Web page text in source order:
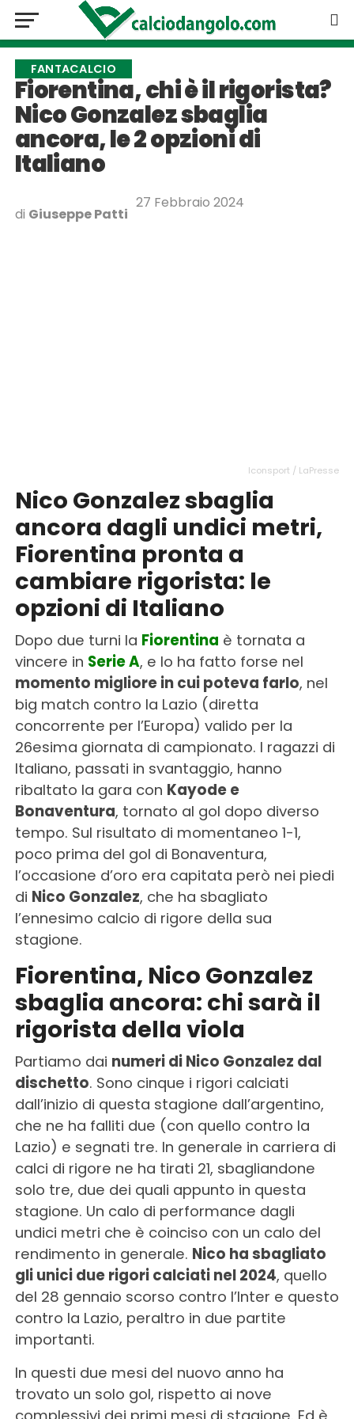
FANTACALCIO
Fiorentina, chi è il rigorista?
Nico Gonzalez sbaglia
ancora, le 2 opzioni di
Italiano
di Giuseppe Patti
27 Febbraio 2024
Iconsport / LaPresse
Nico Gonzalez sbaglia
ancora dagli undici metri,
Fiorentina pronta a
cambiare rigorista: le
opzioni di Italiano
Dopo due turni la Fiorentina è tornata a
vincere in Serie A, e lo ha fatto forse nel
momento migliore in cui poteva farlo, nel
big match contro la Lazio (diretta
concorrente per l’Europa) valido per la
26esima giornata di campionato. I ragazzi di
Italiano, passati in svantaggio, hanno
ribaltato la gara con Kayode e
Bonaventura, tornato al gol dopo diverso
tempo. Sul risultato di momentaneo 1-1,
poco prima del gol di Bonaventura,
l’occasione d’oro era capitata però nei piedi
di Nico Gonzalez, che ha sbagliato
l’ennesimo calcio di rigore della sua
stagione.
Fiorentina, Nico Gonzalez
sbaglia ancora: chi sarà il
rigorista della viola
Partiamo dai numeri di Nico Gonzalez dal
dischetto. Sono cinque i rigori calciati
dall’inizio di questa stagione dall’argentino,
che ne ha falliti due (con quello contro la
Lazio) e segnati tre. In generale in carriera di
calci di rigore ne ha tirati 21, sbagliandone
solo tre, due dei quali appunto in questa
stagione. Un calo di performance dagli
undici metri che è coinciso con un calo del
rendimento in generale. Nico ha sbagliato
gli unici due rigori calciati nel 2024, quello
del 28 gennaio scorso contro l’Inter e questo
contro la Lazio, peraltro in due partite
importanti.
In questi due mesi del nuovo anno ha
trovato un solo gol, rispetto ai nove